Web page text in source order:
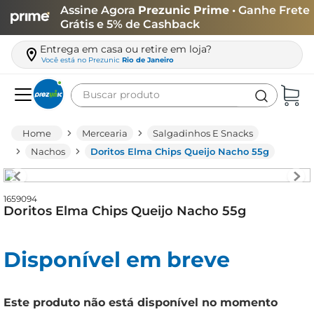
Assine Agora Prezunic Prime • Ganhe Frete
Grátis e 5% de Cashback
Entrega em casa ou retire em loja?
Você está no Prezunic Rio de Janeiro
Buscar produto
Mercearia
Salgadinhos E Snacks
Nachos
Doritos Elma Chips Queijo Nacho 55g
1659094
Doritos Elma Chips Queijo Nacho 55g
Disponível em breve
Este produto não está disponível no momento
leite
queijo
azeite